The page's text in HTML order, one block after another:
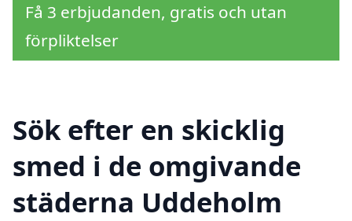
Få 3 erbjudanden, gratis och utan
förpliktelser
Sök efter en skicklig
smed i de omgivande
städerna Uddeholm